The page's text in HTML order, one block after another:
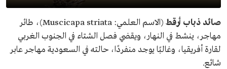
صائد ذباب أرقط
(الاسم العلمي: Muscicapa striata)، طائر
مهاجر، ينشط في النهار، ويقضي فصل الشتاء في الجنوب الغربي
لقارة أفريقيا، وغالبًا يوجد منفردًا، حالته في السعودية مهاجر عابر
شائع.